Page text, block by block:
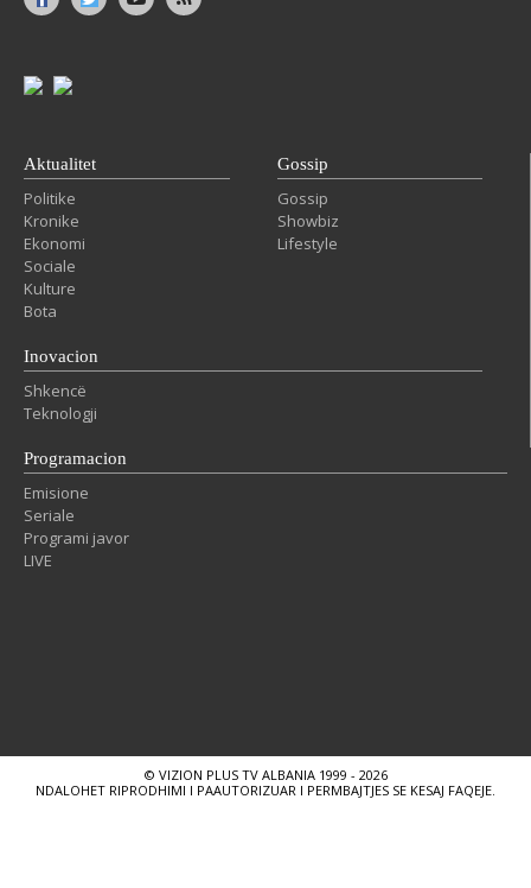
Aktualitet
Politike
Kronike
Ekonomi
Sociale
Kulture
Bota
Gossip
Gossip
Showbiz
Lifestyle
Inovacion
Shkencë
Teknologji
Programacion
Emisione
Seriale
Programi javor
LIVE
© VIZION PLUS TV ALBANIA 1999 - 2026
NDALOHET RIPRODHIMI I PAAUTORIZUAR I PERMBAJTJES SE KESAJ FAQEJE.